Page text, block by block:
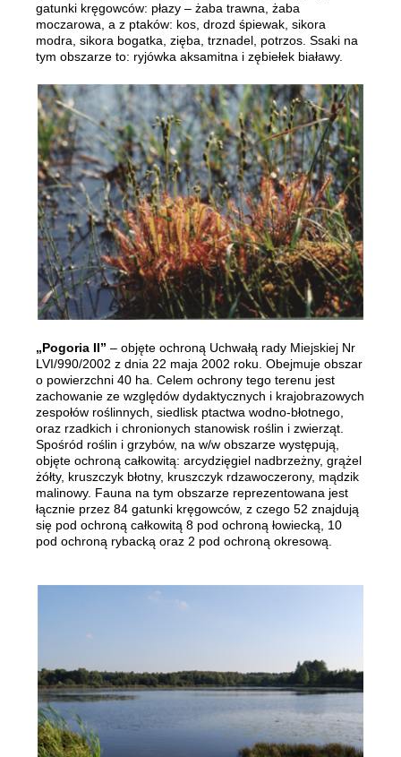
gatunki kręgowców: płazy – żaba trawna, żaba
moczarowa, a z ptaków: kos, drozd śpiewak, sikora
modra, sikora bogatka, zięba, trznadel, potrzos. Ssaki na
tym obszarze to: ryjówka aksamitna i zębiełek białawy.
„Pogoria II” – objęte ochroną Uchwałą rady Miejskiej Nr
LVI/990/2002 z dnia 22 maja 2002 roku. Obejmuje obszar
o powierzchni 40 ha. Celem ochrony tego terenu jest
zachowanie ze względów dydaktycznych i krajobrazowych
zespołów roślinnych, siedlisk ptactwa wodno-błotnego,
oraz rzadkich i chronionych stanowisk roślin i zwierząt.
Spośród roślin i grzybów, na w/w obszarze występują,
objęte ochroną całkowitą: arcydzięgiel nadbrzeżny, grążel
żółty, kruszczyk błotny, kruszczyk rdzawoczerony, mądzik
malinowy. Fauna na tym obszarze reprezentowana jest
łącznie przez 84 gatunki kręgowców, z czego 52 znajdują
się pod ochroną całkowitą 8 pod ochroną łowiecką, 10
pod ochroną rybacką oraz 2 pod ochroną okresową.